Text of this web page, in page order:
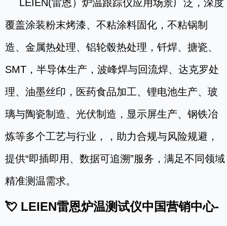
LEIEN(雷恩）炉温跟踪仪应用场景广泛，深度
覆盖涂装粉末烤漆、不粘涂料固化，不粘锅制
造、金属热处理、铝轮毂热处理，钎焊、搪瓷、
SMT，半导体生产，波峰焊与回流焊、达克罗处
理、油墨丝印，医药食品加工、锂电池生产、玻
璃与陶瓷制造、光伏制造，显示屏生产、钢铁冶
炼等多个工艺与行业，，助力合规与风险规避，
提供“即插即用、数据可追溯”服务，满足不同领域
精准测温需求。
💘 LEIEN雷恩炉温测试仪中国营销中心-